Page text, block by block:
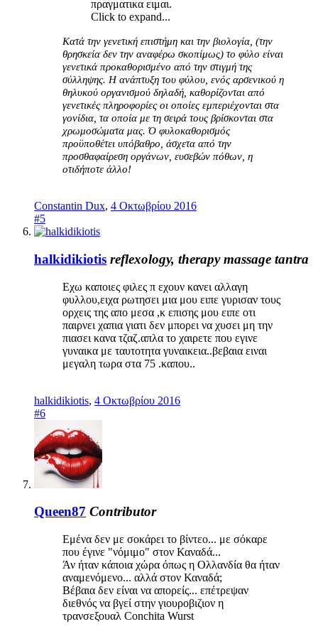
πραγματικα ειμαι.
Click to expand...
Κατά την γενετική επιστήμη και την βιολογία, (την
θρησκεία δεν την αναφέρω σκοπίμως) το φύλο είναι
γενετικά προκαθορισμένο από την στιγμή της
σύλληψης. Η ανάπτυξη του φύλου, ενός αρσενικού η
θηλυκού οργανισμού δηλαδή, καθορίζονται από
γενετικές πληροφορίες οι οποίες εμπεριέχονται στα
γονίδια, τα οποία με τη σειρά τους βρίσκονται στα
χρωμοσώματα μας. Ό φυλοκαθορισμός
προϋποθέτει υπόβαθρο, άσχετα από την
προσθαφαίρεση οργάνων, ευσεβών πόθων, η
οτιδήποτε άλλο!
Constantin Dux, 4 Οκτωβρίου 2016
#5
halkidikiotis reflexology, therapy massage tantra
Εχω καποιες φιλες π εχουν κανει αλλαγη
φυλλου,ειχα ρωτησει μια μου ειπε γυρισαν τους
ορχεις της απο μεσα ,κ επισης μου ειπε οτι
παιρνει χαπια γιατι δεν μπορει να χυσει μη την
πιασει κανα τζαζ.απλα το χαιρετε που εγινε
γυναικα με ταυτοτητα γυναικεια..βεβαια ειναι
μεγαλη τωρα στα 75 .καπου..
halkidikiotis, 4 Οκτωβρίου 2016
#6
Queen87 Contributor
Εμένα δεν με σοκάρει το βίντεο... με σόκαρε
που έγινε "νόμιμο" στον Καναδά...
Άν ήταν κάποια χώρα όπως η Ολλανδία θα ήταν
αναμενόμενο... αλλά στον Καναδά;
Βέβαια δεν είναι να απορείς... επέτρεψαν
διεθνός να βγεί στην γιουροβιζιον η
τρανσεξουαλ Conchita Wurst